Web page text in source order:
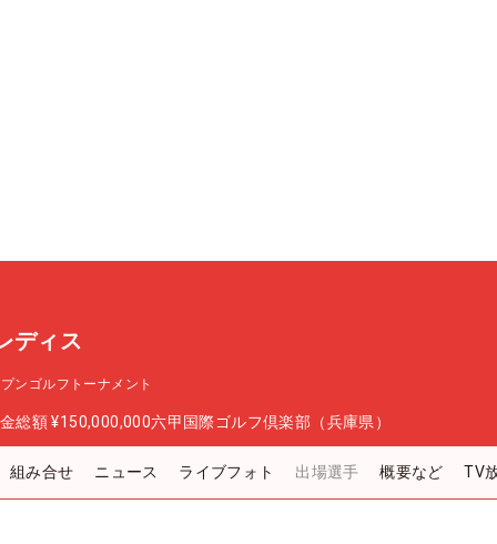
ディス
ンゴルフトーナメント
総額 ¥150,000,000六甲国際ゴルフ倶楽部（兵庫県）
組み合せ ニュース ライブフォト 出場選手 概要など TV